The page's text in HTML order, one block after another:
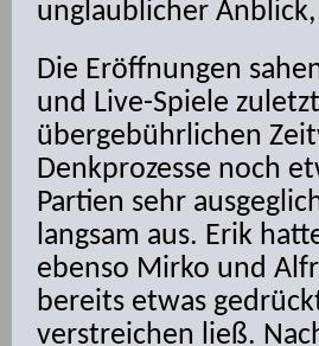
unglaublicher
Die Eröffnungen
und Live-Spiele
übergebührlichen
Denkprozesse noch
Partien sehr
langsam aus. Erik
ebenso Mirko und
bereits etwas
verstreichen ließ.